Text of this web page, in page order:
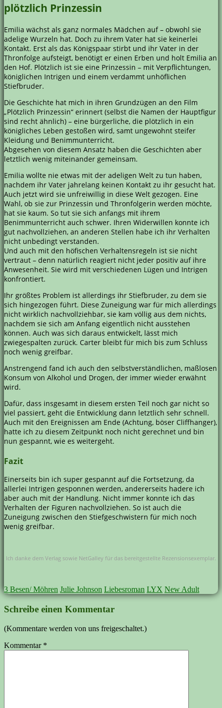
plötzlich Prinzessin
Emilia wächst als ganz normales Mädchen auf – obwohl sie
adelige Wurzeln hat. Doch zu ihrem Vater hat sie keinerlei
Kontakt. Erst als das Königspaar stirbt und ihr Vater in der
Thronfolge aufsteigt, benötigt er einen Erben und holt Emilia an
den Hof. Plötzlich ist sie eine Prinzessin – mit Verpflichtungen,
königlichen Intrigen und einem verdammt unhöflichen
Stiefbruder.
Die Geschichte hat mich in ihren Grundzügen an den Film
„Plötzlich Prinzessin“ erinnert (selbst die Namen der Hauptfigur
sind recht ähnlich) – eine bürgerliche, die plötzlich in ein
königliches Leben gestoßen wird, samt ungewohnt steifer
Kleidung und Benimmunterricht.
Abgesehen von diesem Ansatz haben die Geschichten aber
letztlich wenig miteinander gemeinsam.
Emilia wollte nie etwas mit der adeligen Welt zu tun haben,
nachdem ihr Vater jahrelang keinen Kontakt zu ihr gesucht hat.
Auch jetzt wird sie unfreiwillig in diese Welt gezogen. Eine
Wahl, ob sie zur Prinzessin und Thronfolgerin werden möchte,
hat sie kaum. So tut sie sich anfangs mit ihrem
Benimmunterricht auch schwer. Ihren Widerwillen konnte ich
gut nachvollziehen, an anderen Stellen habe ich ihr Verhalten
nicht unbedingt verstanden.
Und auch mit den höfischen Verhaltensregeln ist sie nicht
vertraut – denn natürlich reagiert nicht jeder positiv auf ihre
Anwesenheit. Sie wird mit verschiedenen Lügen und Intrigen
konfrontiert.
Ihr größtes Problem ist allerdings ihr Stiefbruder, zu dem sie
sich hingezogen führt. Diese Zuneigung war für mich allerdings
nicht wirklich nachvollziehbar, sie kam völlig aus dem nichts,
nachdem sie sich am Anfang eigentlich nicht ausstehen
können. Auch was sich daraus entwickelt, lässt mich
zwiegespalten zurück. Carter bleibt für mich bis zum Schluss
noch wenig greifbar.
Anstrengend fand ich auch den selbstverständlichen, maßlosen
Konsum von Alkohol und Drogen, der immer wieder erwähnt
wird.
Dafür, dass insgesamt in diesem ersten Teil noch gar nicht so
viel passiert, geht die Entwicklung dann letztlich sehr schnell.
Auch mit den Ereignissen am Ende (Achtung, böser Cliffhanger),
hatte ich zu diesem Zeitpunkt noch nicht gerechnet und bin
nun gespannt, wie es weitergeht.
Fazit
Einerseits bin ich super gespannt auf die Fortsetzung, da
allerlei Intrigen gesponnen werden, andererseits hadere ich
aber auch mit der Handlung. Nicht immer konnte ich das
Verhalten der Figuren nachvollziehen. So ist auch die
Zuneigung zwischen den Stiefgeschwistern für mich noch
wenig greifbar.
Ich danke dem Verlag sowie NetGalley für das bereitgestellte Rezensionsexemplar.
3 Besen/ Möhren Julie Johnson Liebesroman LYX New Adult
Schreibe einen Kommentar
(Kommentare werden von uns freigeschaltet.)
Kommentar *